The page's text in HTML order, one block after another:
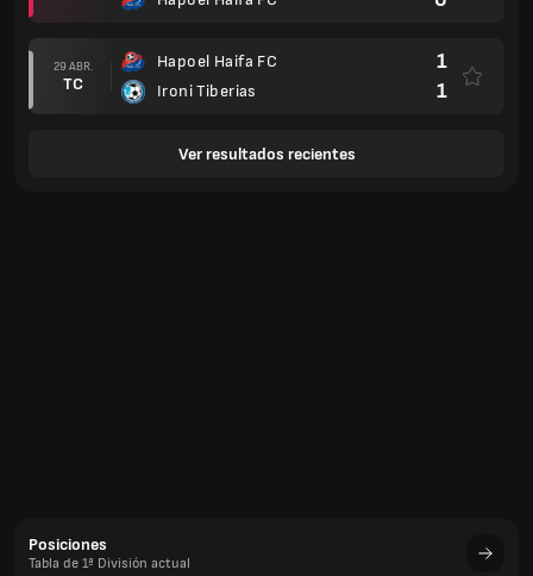
29 ABR.
TC
Hapoel Haifa FC
Ironi Tiberias
1
1
Ver resultados recientes
Posiciones
Tabla de 1ª División actual